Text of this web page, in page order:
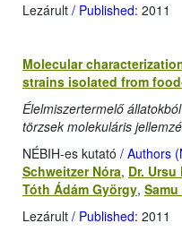
Lezárult / Published: 2011
Molecular
strains isolated from
Élelmiszertermelő
törzsek molekuláris
NÉBIH-es kutató / Authors
Schweitzer Nóra, Dr.
Tóth Ádám György,
Lezárult / Published: 2011